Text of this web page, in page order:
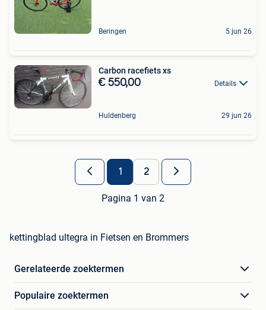
Beringen 5 jun 26
Carbon racefiets xs
€ 550,00 Details
Huldenberg 29 jun 26
1 2
Pagina 1 van 2
kettingblad ultegra in Fietsen en Brommers
Gerelateerde zoektermen
Populaire zoektermen